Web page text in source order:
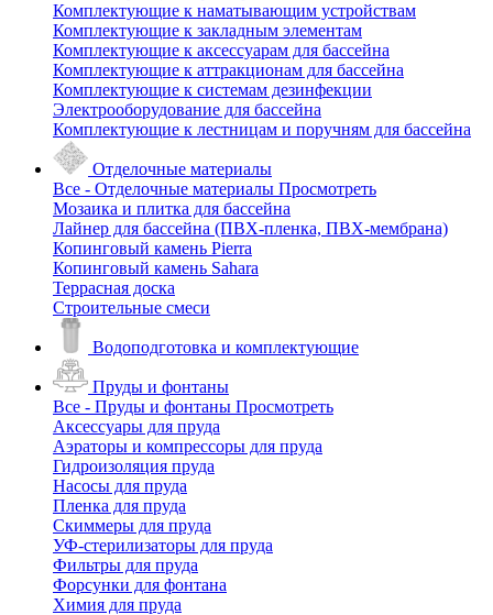
Комплектующие к наматывающим устройствам
Комплектующие к закладным элементам
Комплектующие к аксессуарам для бассейна
Комплектующие к аттракционам для бассейна
Комплектующие к системам дезинфекции
Электрооборудование для бассейна
Комплектующие к лестницам и поручням для бассейна
Отделочные материалы
Все - Отделочные материалы Просмотреть
Мозаика и плитка для бассейна
Лайнер для бассейна (ПВХ-пленка, ПВХ-мембрана)
Копинговый камень Pierra
Копинговый камень Sahara
Террасная доска
Строительные смеси
Водоподготовка и комплектующие
Пруды и фонтаны
Все - Пруды и фонтаны Просмотреть
Аксессуары для пруда
Аэраторы и компрессоры для пруда
Гидроизоляция пруда
Насосы для пруда
Пленка для пруда
Скиммеры для пруда
УФ-стерилизаторы для пруда
Фильтры для пруда
Форсунки для фонтана
Химия для пруда